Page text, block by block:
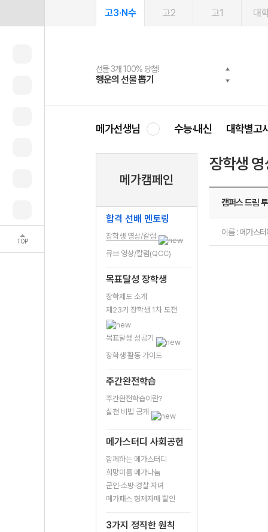
TOP
고3·N수 고2 고1 대
선물 3개 100% 당첨!
행운의 선물 뽑기
선물 100% 증정!
메가스터디 X 올리브
여름방학 스터디 캐시백
메가런 썸머스쿨
2027 러셀 단과
강사 공개선발
스마트러닝앱
설문 EVENT
메가패스
3일 무료 체험권
메가패스 수강생 무료혜택!
메가클럽 멤버십
사회공헌 캠페인
희망이룸 메가나눔
메가선생님 수능·내신 대학별고
메가캠페인
합격 선배 멘토링
장학생 영상/칼럼
큐브 영상/칼럼(QCC)
목표달성 장학생
장학제도 소개
제23기 장학생 1차 도전
목표달성 성공기
장학생 활동 가이드
주간완전학습
주간완전학습이란?
실천 비법 공개
메가스터디 사회공헌
함께하는 메가스터디
희망이룸 메가나눔
군인·소방·경찰 자녀
메가패스 형제자매 할인
3가지 정직한 원칙
장학생
캠퍼스 드림
이름 : 메가스